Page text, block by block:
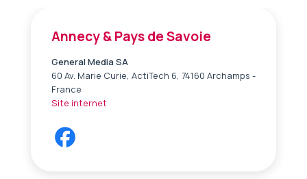
Annecy & Pays de Savoie
General Media SA
60 Av. Marie Curie, ActiTech 6, 74160 Archamps -
France
Site internet